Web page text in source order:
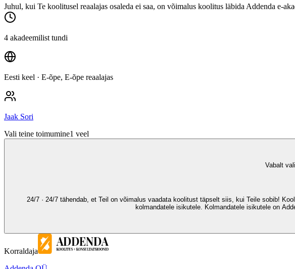
Juhul, kui Te koolitusel reaalajas osaleda ei saa, on võimalus koolitus läbida Addenda e-
4 akadeemilist tundi
Eesti keel · E-õpe, E-õpe reaalajas
Jaak Sori
Vali teine toimumine1 veel
Vabalt
24/7 · 24/7 tähendab, et Teil on võimalus vaadata koolitust täpselt siis, kui Teile sobib!
kolmandatele isikutele. Kolmandatele isikutele on
Korraldaja